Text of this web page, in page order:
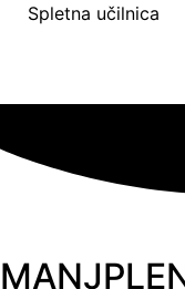
Spletna učilnica